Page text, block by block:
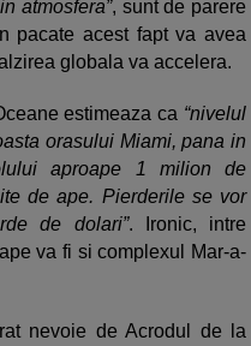
atmosfera”, sunt de parere
pacate acest fapt va avea
globala va accelera.
estimeaza ca “nivelul
orasului Miami, pana in
aproape 1 milion de
de ape. Pierderile se vor
de dolari”. Ironic, intre
va fi si complexul Mar-a-
nevoie de Acrodul de la